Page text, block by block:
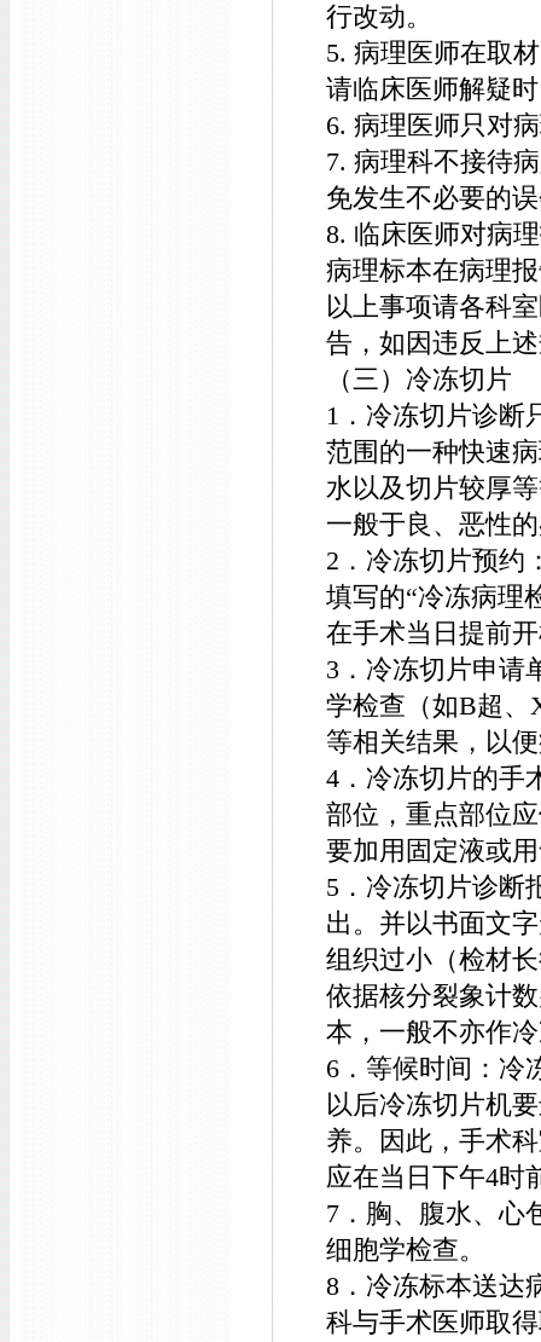
行改动。
5. 病理医师在取
请临床医师解疑
6. 病理医师只对
7. 病理科不接待
免发生不必要的
8. 临床医师对病
病理标本在病理
以上事项请各科
告，如因违反上
（三）冷冻切片
1．冷冻切片诊断
范围的一种快速
水以及切片较厚
一般于良、恶性
2．冷冻切片预约
填写的“冷冻病理
在手术当日提前
3．冷冻切片申请
学检查（如B超、
等相关结果，以
4．冷冻切片的手
部位，重点部位
要加用固定液或
5．冷冻切片诊断
出。并以书面文
组织过小（检材
依据核分裂象计
本，一般不亦作
6．等候时间：冷
以后冷冻切片机
养。因此，手术
应在当日下午4时
7．胸、腹水、心
细胞学检查。
8．冷冻标本送达
科与手术医师取